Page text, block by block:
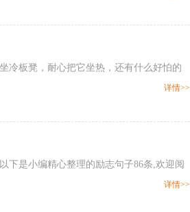
冷板凳，耐心把它坐热，还有什么好怕的
详情>>
下是小编精心整理的励志句子86条,欢迎阅
详情>>